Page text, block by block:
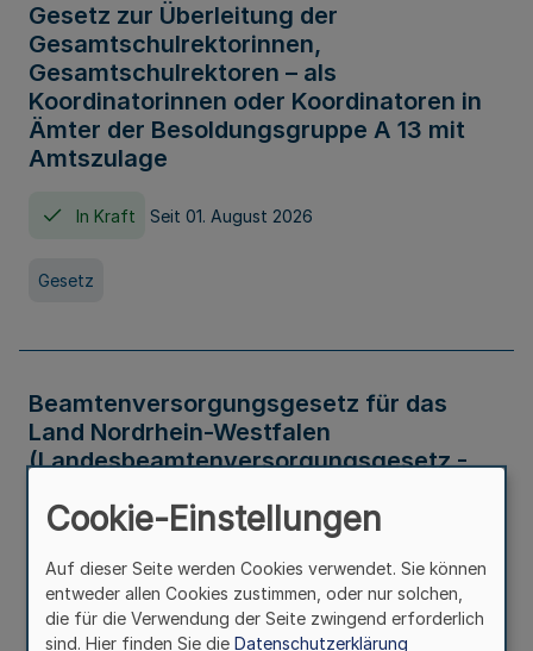
Gesetz zur Überleitung der
Gesamtschulrektorinnen,
Gesamtschulrektoren – als
Koordinatorinnen oder Koordinatoren in
Ämter der Besoldungsgruppe A 13 mit
Amtszulage
In Kraft Seit 01. August 2026
Gesetz
Beamtenversorgungsgesetz für das
Land Nordrhein-Westfalen
(Landesbeamtenversorgungsgesetz -
Gesetz
Cookie-Einstellungen
Auf dieser Seite werden Cookies verwendet. Sie können
entweder allen Cookies zustimmen, oder nur solchen,
die für die Verwendung der Seite zwingend erforderlich
sind. Hier finden Sie die Datenschutzerklärung